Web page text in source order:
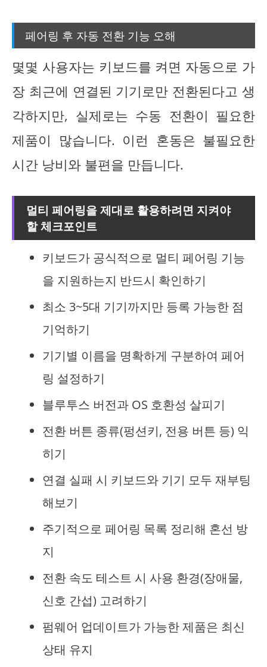
페어링 후 자동 전환 기능 오해
몇몇 사용자는 키보드를 켜면 자동으로 가
장 최근에 연결된 기기로만 전환된다고 생
각하지만, 실제로는 수동 전환이 필요한
제품이 많습니다. 이런 혼동은 불필요한
시간 낭비와 불편을 만듭니다.
멀티 페어링을 제대로 활용하려면 지켜야
할 체크포인트
키보드가 공식적으로 멀티 페어링 기능
을 지원하는지 반드시 확인하기
최소 3~5대 기기까지만 등록 가능한 점
기억하기
기기별 이름을 명확하게 구분하여 페어
링 설정하기
블루투스 버전과 OS 호환성 살피기
전환 버튼 종류(펑션키, 전용 버튼 등) 익
히기
연결 실패 시 키보드와 기기 모두 재부팅
해보기
주기적으로 페어링 목록 정리해 혼선 방
지
전환 속도 테스트 시 사용 환경(장애물,
신호 간섭) 고려하기
펌웨어 업데이트가 가능한 제품은 최신
상태 유지